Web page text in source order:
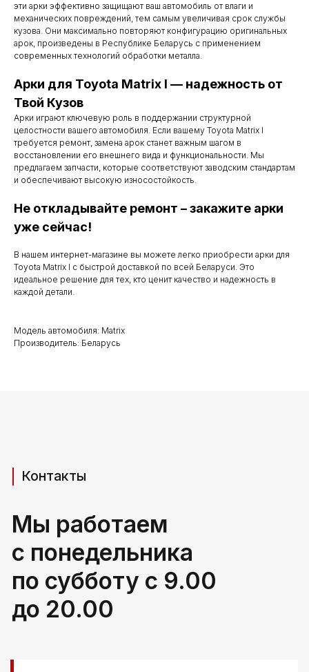
эти арки эффективно защищают ваш автомобиль от влаги и
механических повреждений, тем самым увеличивая срок службы
кузова. Они максимально повторяют конфигурацию оригинальных
арок, произведены в Республике Беларусь с применением
современных технологий обработки металла.
Арки для Toyota Matrix I — надежность от
Твой Кузов
Арки играют ключевую роль в поддержании структурной
целостности вашего автомобиля. Если вашему Toyota Matrix I
требуется ремонт, замена арок станет важным шагом в
восстановлении его внешнего вида и функциональности. Мы
предлагаем запчасти, которые соответствуют заводским стандартам
и обеспечивают высокую износостойкость.
Не откладывайте ремонт – закажите арки
уже сейчас!
В нашем интернет-магазине вы можете легко приобрести арки для
Toyota Matrix I с быстрой доставкой по всей Беларуси. Это
идеальное решение для тех, кто ценит качество и надежность в
каждой детали.
Модель автомобиля: Matrix
Производитель: Беларусь
Контакты
Телефоны для связи
исполнительным комитетом 29.04.2025
Политика конфиденциальности
+37529 231 88 27
РБ, Брестская область,
Мы работаем
с понедельника
по субботу с 9.00